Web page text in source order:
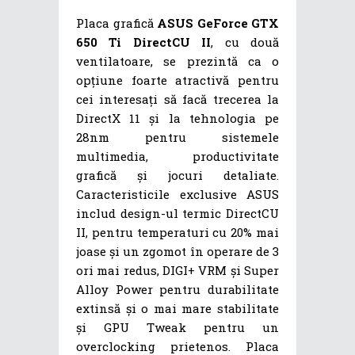
Placa grafică ASUS GeForce GTX
650 Ti DirectCU II, cu două
ventilatoare, se prezintă ca o
opțiune foarte atractivă pentru
cei interesați să facă trecerea la
DirectX 11 și la tehnologia pe
28nm pentru sistemele
multimedia, productivitate
grafică și jocuri detaliate.
Caracteristicile exclusive ASUS
includ design-ul termic DirectCU
II, pentru temperaturi cu 20% mai
joase și un zgomot în operare de 3
ori mai redus, DIGI+ VRM și Super
Alloy Power pentru durabilitate
extinsă și o mai mare stabilitate
și GPU Tweak pentru un
overclocking prietenos. Placa